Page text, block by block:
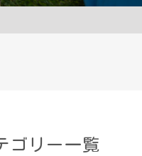
ゴリー一覧